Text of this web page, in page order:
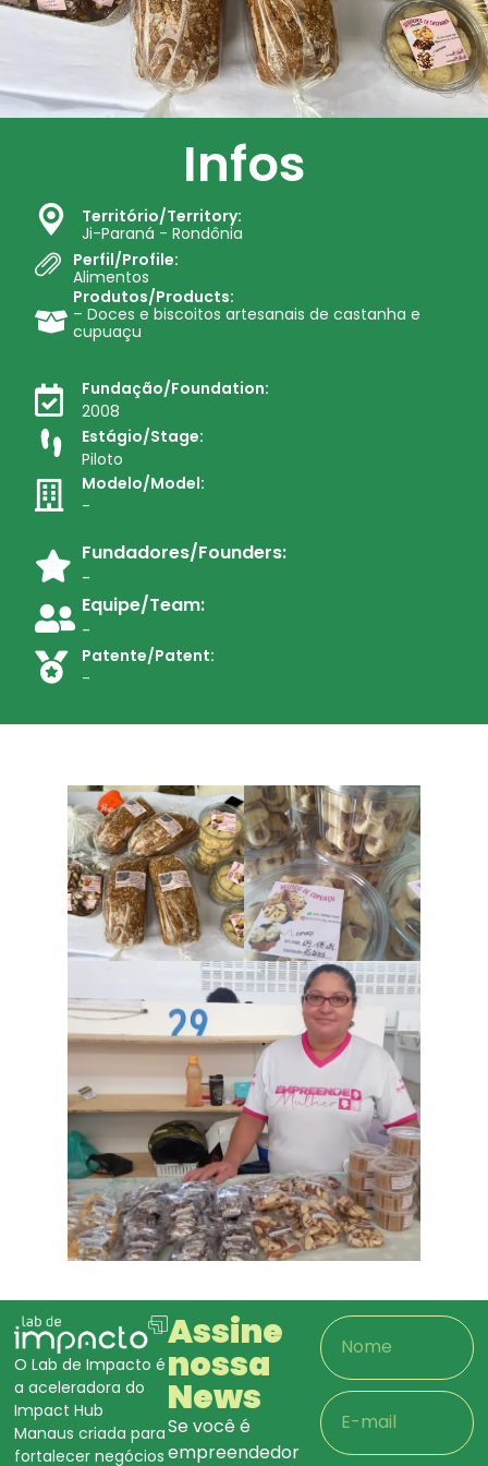
Infos
Território/Territory:
Ji-Paraná - Rondônia
Perfil/Profile:
Alimentos
Produtos/Products:
– Doces e biscoitos artesanais de castanha e
cupuaçu
Fundação/Foundation:
2008
Estágio/Stage:
Piloto
Modelo/Model:
-
Fundadores/Founders:
-
Equipe/Team:
-
Patente/Patent:
-
O Lab de Impacto é
a aceleradora do
Impact Hub
Manaus criada para
fortalecer negócios
Assine
nossa
News
Se você é
empreendedor